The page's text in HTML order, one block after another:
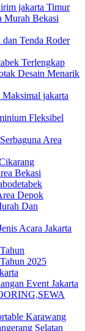
jakarta Timur
Murah Bekasi
Tenda Roder
Terlengkap
Desain Menarik
jakarta
Fleksibel
Area
Bekasi
Depok
Dan
Acara Jakarta
2025
Event Jakarta
Karawang
Selatan